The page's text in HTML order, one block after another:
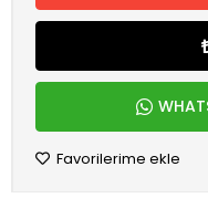
Favorilerime ekle